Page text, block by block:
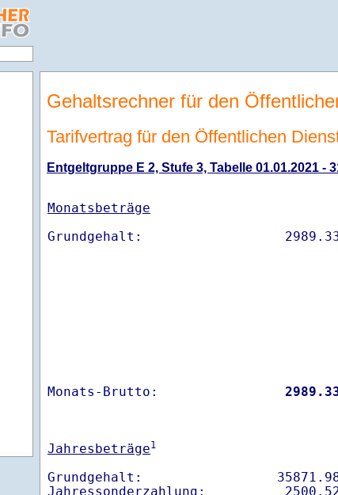
Gehaltsrechner für den
Tarifvertrag für den Öffentlichen
Entgeltgruppe E 2, Stufe 3, Tabelle 01.01.2021 -
Monatsbeträge
Monats-Brutto:
Jahresbeträge1
Grundgehalt: